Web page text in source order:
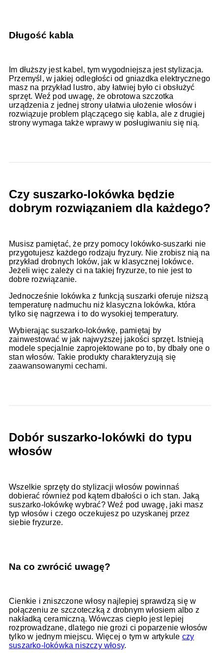
Długość kabla
Im dłuższy jest kabel, tym wygodniejsza jest stylizacja.
Przemyśl, w jakiej odległości od gniazdka elektrycznego
masz na przykład lustro, aby łatwiej było ci obsłużyć
sprzęt. Weź pod uwagę, że obrotowa szczotka
urządzenia z jednej strony ułatwia ułożenie włosów i
rozwiązuje problem plączącego się kabla, ale z drugiej
strony wymaga także wprawy w posługiwaniu się nią.
Czy suszarko-lokówka będzie
dobrym rozwiązaniem dla każdego?
Musisz pamiętać, że przy pomocy lokówko-suszarki nie
przygotujesz każdego rodzaju fryzury. Nie zrobisz nią na
przykład drobnych loków, jak w klasycznej lokówce.
Jeżeli więc zależy ci na takiej fryzurze, to nie jest to
dobre rozwiązanie.
Jednocześnie lokówka z funkcją suszarki oferuje niższą
temperaturę nadmuchu niż klasyczna lokówka, która
tylko się nagrzewa i to do wysokiej temperatury.
Wybierając suszarko-lokówkę, pamiętaj by
zainwestować w jak najwyższej jakości sprzęt. Istnieją
modele specjalnie zaprojektowane po to, by dbały one o
stan włosów. Takie produkty charakteryzują się
zaawansowanymi cechami.
Dobór suszarko-lokówki do typu
włosów
Wszelkie sprzęty do stylizacji włosów powinnaś
dobierać również pod kątem dbałości o ich stan. Jaką
suszarko-lokówkę wybrać? Weź pod uwagę, jaki masz
typ włosów i czego oczekujesz po uzyskanej przez
siebie fryzurze.
Na co zwrócić uwagę?
Cienkie i zniszczone włosy najlepiej sprawdzą się w
połączeniu ze szczoteczką z drobnym włosiem albo z
nakładką ceramiczną. Wówczas ciepło jest lepiej
rozprowadzane, dlatego nie grozi ci poparzenie włosów
tylko w jednym miejscu. Więcej o tym w artykule czy
suszarko-lokówka niszczy włosy.